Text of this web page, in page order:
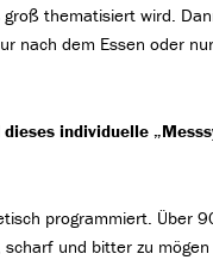
thematisiert wird.
nach dem Essen oder
individuelle
programmiert. Über
scharf und bitter zu